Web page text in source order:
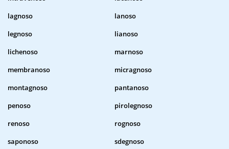
lagnoso
lanoso
legnoso
lianoso
lichenoso
marnoso
membranoso
micragnoso
montagnoso
pantanoso
penoso
pirolegnoso
renoso
rognoso
saponoso
sdegnoso